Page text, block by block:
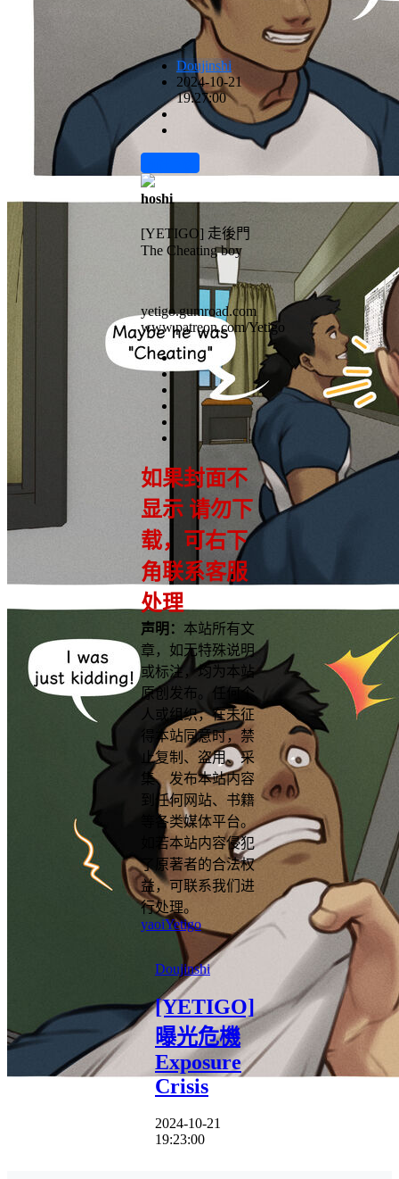
Doujinshi
2024-10-21
19:27:00
hoshi
[YETIGO] 走後門
The Cheating boy
yetigo.gumroad.com
www.patreon.com/Yetigo
如果封面不
显示 请勿下
载，可右下
角联系客服
处理
声明： 本站所有文
章，如无特殊说明
或标注，均为本站
原创发布。任何个
人或组织，在未征
得本站同意时，禁
止复制、盗用、采
集、发布本站内容
到任何网站、书籍
等各类媒体平台。
如若本站内容侵犯
了原著者的合法权
益，可联系我们进
行处理。
yaoiYetigo
Doujinshi
[YETIGO]
曝光危機
Exposure
Crisis
2024-10-21
19:23:00